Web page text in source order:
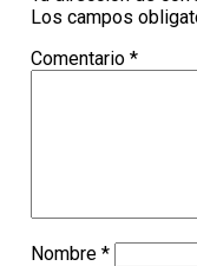
Los campos
Comentario *
Nombre *